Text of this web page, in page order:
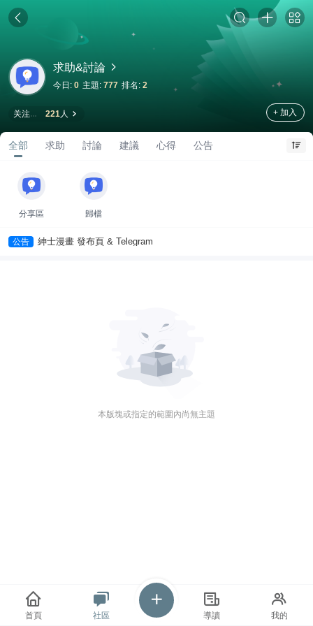
求助&討論
今日: 0 主題: 777 排名: 2
关注 221人 + 加入
全部 求助 討論 建議 心得 公告
分享區 歸檔
公告 紳士漫畫 發布頁 & Telegram
本版塊或指定的範圍內尚無主題
首頁 社區 導讀 我的